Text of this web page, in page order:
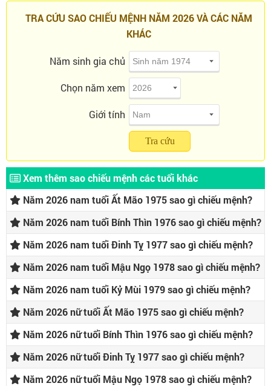
TRA CỨU SAO CHIẾU MỆNH NĂM 2026 VÀ CÁC NĂM
KHÁC
Năm sinh gia chủ
Chọn năm xem
Giới tính
Tra cứu
Xem thêm sao chiếu mệnh các tuổi khác
Năm 2026 nam tuổi Ất Mão 1975 sao gì chiếu mệnh?
Năm 2026 nam tuổi Bính Thìn 1976 sao gì chiếu mệnh?
Năm 2026 nam tuổi Đinh Tỵ 1977 sao gì chiếu mệnh?
Năm 2026 nam tuổi Mậu Ngọ 1978 sao gì chiếu mệnh?
Năm 2026 nam tuổi Kỷ Mùi 1979 sao gì chiếu mệnh?
Năm 2026 nữ tuổi Ất Mão 1975 sao gì chiếu mệnh?
Năm 2026 nữ tuổi Bính Thìn 1976 sao gì chiếu mệnh?
Năm 2026 nữ tuổi Đinh Tỵ 1977 sao gì chiếu mệnh?
Năm 2026 nữ tuổi Mậu Ngọ 1978 sao gì chiếu mệnh?